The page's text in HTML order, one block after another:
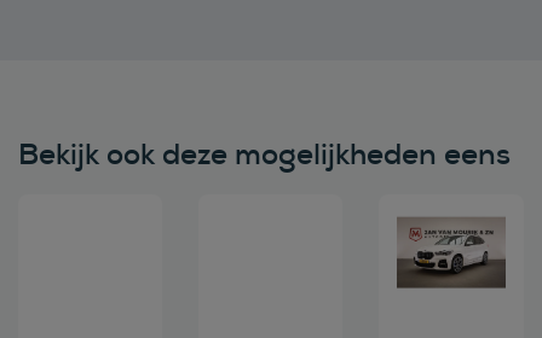
Bekijk ook deze mogelijkheden eens
Bekijk deze